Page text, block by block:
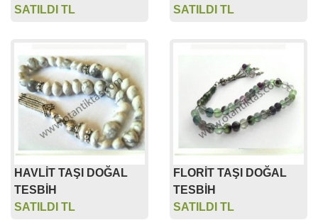
SATILDI TL SATILDI TL
HAVLİT TAŞI DOĞAL
TESBİH
SATILDI TL
FLORİT TAŞI DOĞAL
TESBİH
SATILDI TL